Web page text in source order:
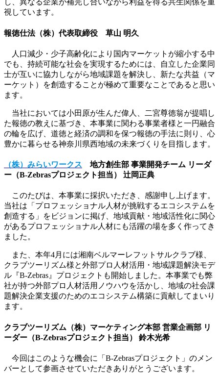
し、異なる企業が補完し合いながら利益を得る共生関係を重
視しています。
報徳仕法（株）代表取締役 草山 明久
人口減少・少子高齢化により国内マーケットが縮小する中
でも、持続可能な社会を実現するためには、自立した企業同
士が互いに協力しながら地域課題を解決し、新たな共益（マ
ーケット）を創造することが極めて重要なことであると思い
ます。
当社においては小田原が生んだ偉人、二宮尊徳翁が提唱し
た報徳の教えに基づき、本事業に関わる事業者様と一円融合
の輪を広げ、道徳と経済の調和を保つ報徳の手法に則り、心
豊かに暮らせる神奈川県西地域の未来づくりを目指します。
（株）みらいワークス 地方創生部 事業開発チーム リーダ
ー（B-Zebrasプロジェクト担当） 辻岡正典
このたびは、本事業に採択いただき、感謝申し上げます。
当社は「プロフェッショナル人材が挑戦するエコシステムを
創造する」をビジョンに掲げ、地域貢献・地域活性化に関心
があるプロフェッショナル人材にも活躍の場を多く作ってき
ました。
また、本年4月には湘南ベルマーレフットサルクラブ様、
クラブツーリズム様と外部プロ人材活用・地域課題解決モデ
ル『B-Zebras』プロジェクトも開始しました。本事業でも弊
社が持つ外部プロ人材活用ノウハウを活かし、地域の社会課
題解決企業支援のためのエコシステム構築に貢献してまいり
ます。
クラブツーリズム（株）マーケティング本部 営業企画部 リ
ーダー（B-Zebrasプロジェクト担当） 鈴木光希
今回はこのような機会に「B-Zebrasプロジェクト」のメン
バーとして参画させていただきありがとうございます。